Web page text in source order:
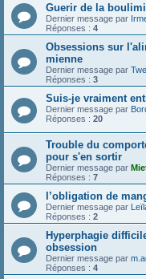
Guerir de la
Dernier message par
Réponses : 4
Obsessions sur
mienne
Dernier message par
Réponses : 3
Suis-je vraiment
Dernier message par
Réponses : 20
Trouble du
pour s'en sortir
Dernier message par
Réponses : 7
l’obligation de
Dernier message par
Réponses : 2
Hyperphagie
obsession
Dernier message par
Réponses : 4